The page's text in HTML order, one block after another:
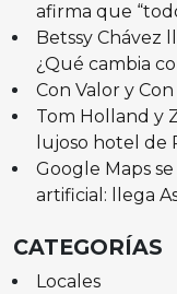
afirma que
Betssy Chávez
¿Qué cambia
Con Valor y
Tom Holland y
lujoso hotel de
Google Maps
artificial: llega
CATEGORÍAS
Locales